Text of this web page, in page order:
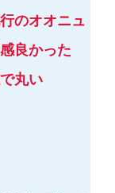
のオオニュ
良かった
丸い